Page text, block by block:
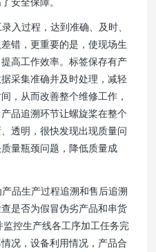
入过程，达到准确、及时、
错，更重要的是，使现场生
高工作效率。标签保存有产
采集准确并及时处理，减轻
，从而改善整个维修工作，
品追溯环节让螺旋桨在整个
透明，很快发现出现质量问
量瓶颈问题，降低质量成
品生产过程追溯和售后追溯
是否为假冒伪劣产品和串货
控生产线各工序加工任务完
况，设备利用情况，产品合